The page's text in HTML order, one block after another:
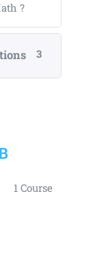
?
3
1 Course